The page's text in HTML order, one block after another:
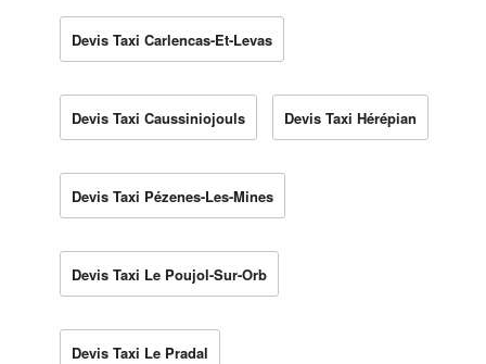
Devis Taxi Carlencas-Et-Levas
Devis Taxi Caussiniojouls Devis Taxi Hérépian
Devis Taxi Pézenes-Les-Mines
Devis Taxi Le Poujol-Sur-Orb
Devis Taxi Le Pradal